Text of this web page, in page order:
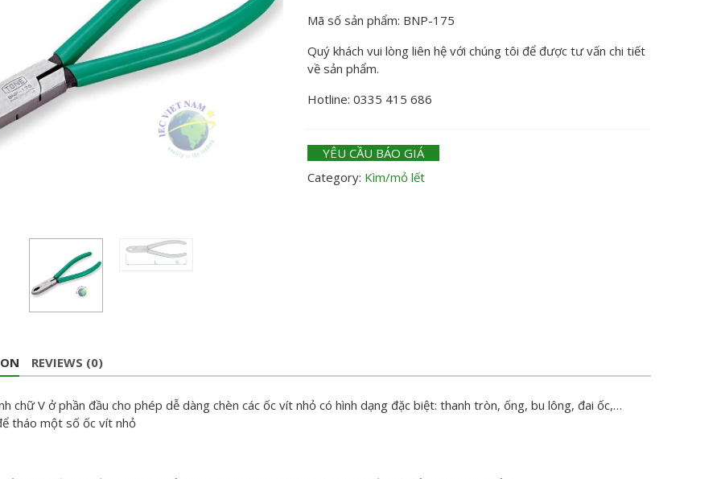
Mã số sản phẩm: BNP-175
Quý khách vui lòng liên hệ với chúng tôi để được tư vấn chi tiết
về sản phẩm.
Hotline: 0335 415 686
YÊU CẦU BÁO GIÁ
Category: Kìm/mỏ lết
REVIEWS (0)
chữ V ở phần đầu cho phép dễ dàng chèn các ốc vít nhỏ có hình dạng đặc biệt: thanh tròn, ống, bu lông, đai ốc,…
tháo một số ốc vít nhỏ